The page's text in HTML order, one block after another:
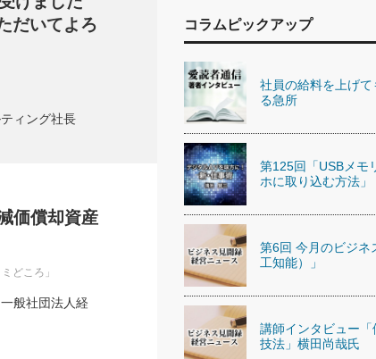
だいてよろ
ィング社長
価償却資産
どころ」
般社団法人経
コラムピックアップ
社員の給料を上げ
る急所
第125回「USBメモ
ホに取り込む方法」
第6回 今月のビジネ
工知能）」
講師インタビュー
技法」横田尚哉氏